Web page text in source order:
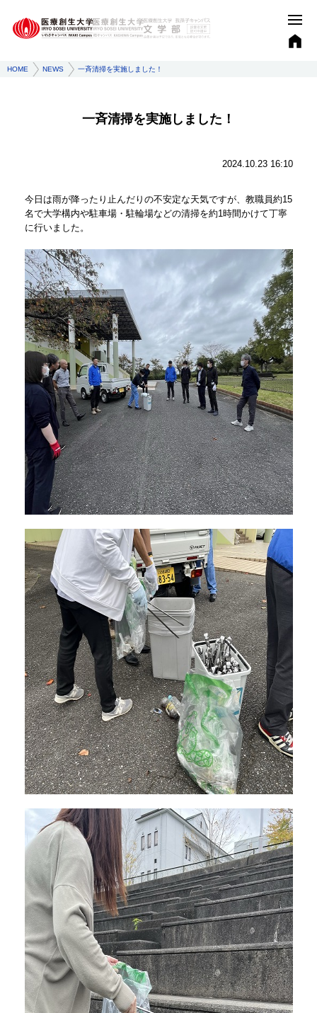
HOME NEWS 一斉清掃を実施しました！
一斉清掃を実施しました！
2024.10.23 16:10
今日は雨が降ったり止んだりの不安定な天気ですが、教職員約15
名で大学構内や駐車場・駐輪場などの清掃を約1時間かけて丁寧
に行いました。